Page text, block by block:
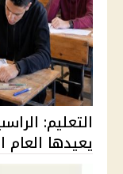
يعيدها العام